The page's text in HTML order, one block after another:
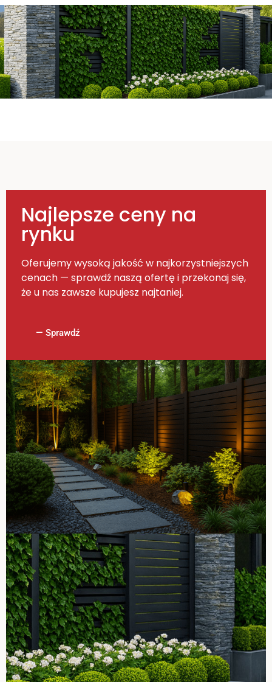
Najlepsze ceny na
rynku
Oferujemy wysoką jakość w najkorzystniejszych
cenach — sprawdź naszą ofertę i przekonaj się,
że u nas zawsze kupujesz najtaniej.
— Sprawdź